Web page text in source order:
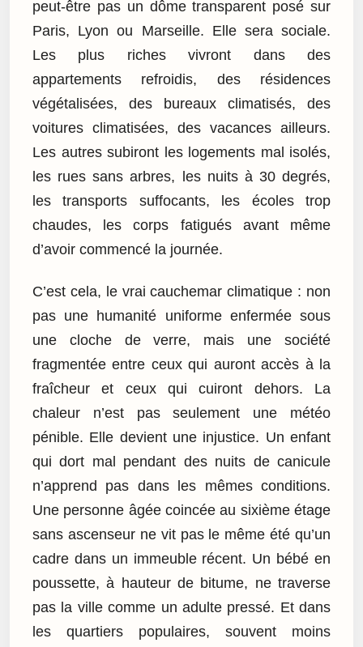
peut-être pas un dôme transparent posé sur
Paris, Lyon ou Marseille. Elle sera sociale.
Les plus riches vivront dans des
appartements refroidis, des résidences
végétalisées, des bureaux climatisés, des
voitures climatisées, des vacances ailleurs.
Les autres subiront les logements mal isolés,
les rues sans arbres, les nuits à 30 degrés,
les transports suffocants, les écoles trop
chaudes, les corps fatigués avant même
d’avoir commencé la journée.
C’est cela, le vrai cauchemar climatique : non
pas une humanité uniforme enfermée sous
une cloche de verre, mais une société
fragmentée entre ceux qui auront accès à la
fraîcheur et ceux qui cuiront dehors. La
chaleur n’est pas seulement une météo
pénible. Elle devient une injustice. Un enfant
qui dort mal pendant des nuits de canicule
n’apprend pas dans les mêmes conditions.
Une personne âgée coincée au sixième étage
sans ascenseur ne vit pas le même été qu’un
cadre dans un immeuble récent. Un bébé en
poussette, à hauteur de bitume, ne traverse
pas la ville comme un adulte pressé. Et dans
les quartiers populaires, souvent moins